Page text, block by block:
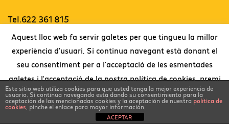
Tel.622 361 815
Twitter
Disseny web:Lo Faro Comunicació.
Este sitio web utiliza cookies para que usted tenga la mejor experiencia de
usuario. Si continúa navegando está dando su consentimiento para la
aceptación de las mencionadas cookies y la aceptación de nuestra política de
cookies, pinche el enlace para mayor información.
ACEPTAR
Aquest lloc web fa servir galetes per que tingueu la millor
experiència d'usuari. Si continua navegant està donant el
seu consentiment per a l'acceptació de les esmentades
galetes i l'acceptació de la nostra política de cookies, premi
l'enllaç per a més informació
.
Accepto Llegeix més